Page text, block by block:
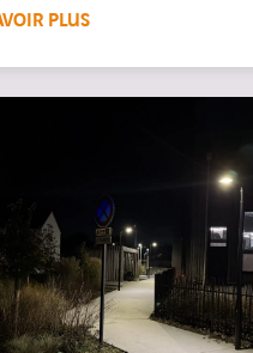
PLUS